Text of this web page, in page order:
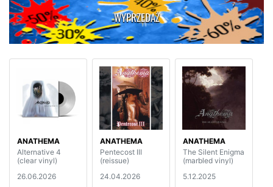
WYPRZEDAŻ
ANATHEMA
Alternative 4
(clear vinyl)
26.06.2026
ANATHEMA
Pentecost III
(reissue)
24.04.2026
ANATHEMA
The Silent Enigma
(marbled vinyl)
5.12.2025